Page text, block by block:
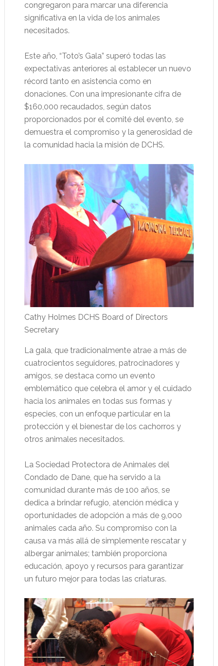
congregaron para marcar una diferencia
significativa en la vida de los animales
necesitados.
Este año, “Toto’s Gala” superó todas las
expectativas anteriores al establecer un nuevo
récord tanto en asistencia como en
donaciones. Con una impresionante cifra de
$160,000 recaudados, según datos
proporcionados por el comité del evento, se
demuestra el compromiso y la generosidad de
la comunidad hacia la misión de DCHS.
Cathy Holmes DCHS Board of Directors
Secretary
La gala, que tradicionalmente atrae a más de
cuatrocientos seguidores, patrocinadores y
amigos, se destaca como un evento
emblemático que celebra el amor y el cuidado
hacia los animales en todas sus formas y
especies, con un enfoque particular en la
protección y el bienestar de los cachorros y
otros animales necesitados.
La Sociedad Protectora de Animales del
Condado de Dane, que ha servido a la
comunidad durante más de 100 años, se
dedica a brindar refugio, atención médica y
oportunidades de adopción a más de 9,000
animales cada año. Su compromiso con la
causa va más allá de simplemente rescatar y
albergar animales; también proporciona
educación, apoyo y recursos para garantizar
un futuro mejor para todas las criaturas.